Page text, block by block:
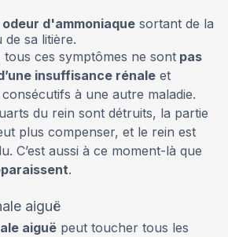
odeur d'ammoniaque sortant de la
sa litière.
ces symptômes ne sont pas
insuffisance rénale et
à une autre maladie.
du rein sont détruits, la partie
plus compenser, et le rein est
C’est aussi à ce moment-là que
.
aiguë
aiguë peut toucher tous les